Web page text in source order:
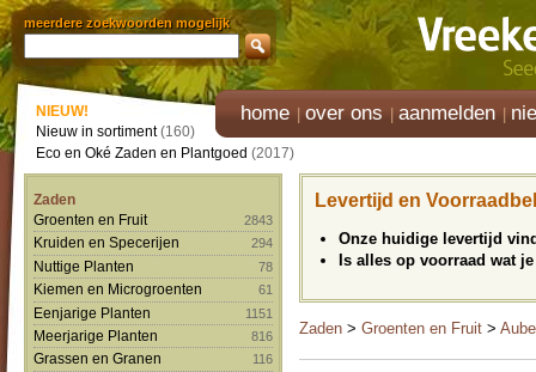
meerdere zoekwoorden mogelijk
home over ons aanmelden
NIEUW!
Nieuw in sortiment(160)
Eco en Oké Zaden en Plantgoed (2017)
Zaden
Groenten en Fruit
2843
Kruiden en Specerijen 294
Nuttige Planten 78
Kiemen en Microgroenten 61
Eenjarige Planten 1151
Meerjarige Planten 816
Grassen en Granen 116
Levertijd en
Onze huidige levertijd
Is alles op voorraad wat
Zaden > Groenten en Fruit >